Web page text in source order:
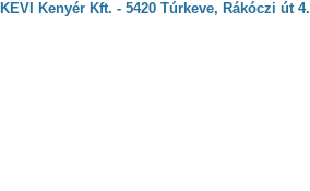
KEVI Kenyér Kft. - 5420 Túrkeve, Rákóczi út 4.